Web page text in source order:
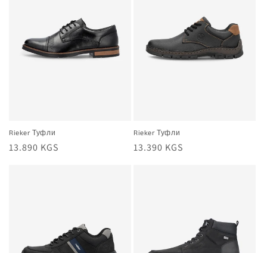
Rieker Туфли
Жалпы
13.890 KGS
Rieker Туфли
Жалпы
13.390 KGS